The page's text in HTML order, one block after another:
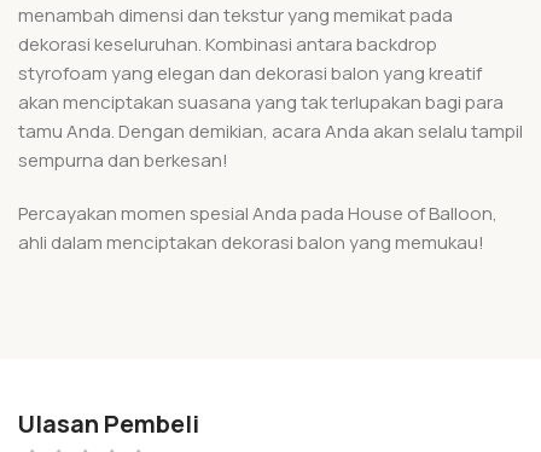
menambah dimensi dan tekstur yang memikat pada
dekorasi keseluruhan. Kombinasi antara backdrop
styrofoam yang elegan dan dekorasi balon yang kreatif
akan menciptakan suasana yang tak terlupakan bagi para
tamu Anda. Dengan demikian, acara Anda akan selalu tampil
sempurna dan berkesan!
Percayakan momen spesial Anda pada House of Balloon,
ahli dalam menciptakan dekorasi balon yang memukau!
Ulasan Pembeli